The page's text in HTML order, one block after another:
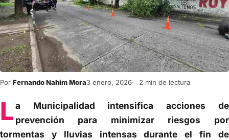
Por Fernando Nahim Mora3 enero, 2026 2 min de lectura
La Municipalidad intensifica acciones de
prevención para minimizar riesgos por
tormentas y lluvias intensas durante el fin de